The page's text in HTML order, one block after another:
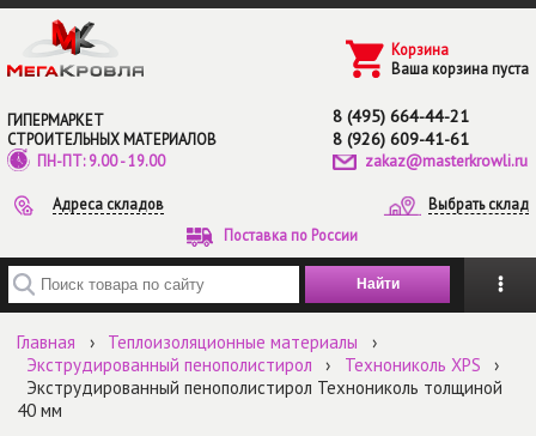
Перейти к основному содержанию
ГИПЕРМАРКЕТ
СТРОИТЕЛЬНЫХ МАТЕРИАЛОВ
ПН-ПТ: 9.00 - 19.00
8 (495) 664-44-21
8 (926) 609-41-61
zakaz@masterkrowli.ru
Адреса складов
Выбрать склад
Поставка по России
Корзина
Ваша корзина пуста
Введите ключевые слова для поиска
Главная › Теплоизоляционные материалы
›
Экструдированный пенополистирол
› Технониколь XPS
›
Экструдированный пенополистирол Технониколь толщиной
40 мм